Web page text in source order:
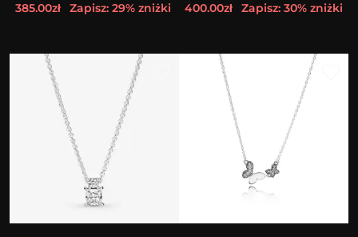
385.00zł
Zapisz: 29% zniżki
400.00zł
Zapisz: 30% zniżki